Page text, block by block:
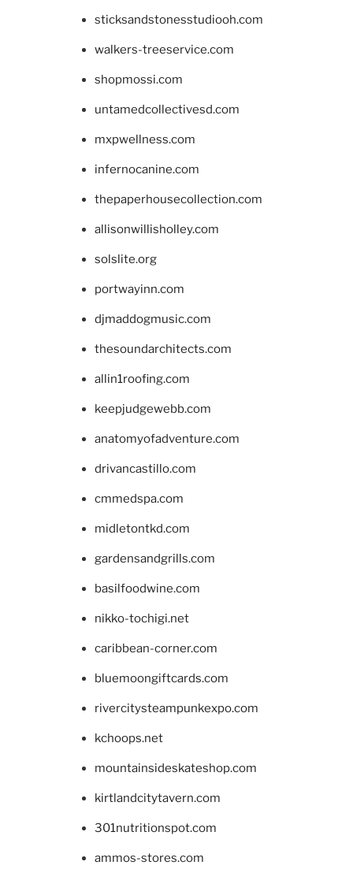
sticksandstonesstudiooh.com
walkers-treeservice.com
shopmossi.com
untamedcollectivesd.com
mxpwellness.com
infernocanine.com
thepaperhousecollection.com
allisonwillisholley.com
solslite.org
portwayinn.com
djmaddogmusic.com
thesoundarchitects.com
allin1roofing.com
keepjudgewebb.com
anatomyofadventure.com
drivancastillo.com
cmmedspa.com
midletontkd.com
gardensandgrills.com
basilfoodwine.com
nikko-tochigi.net
caribbean-corner.com
bluemoongiftcards.com
rivercitysteampunkexpo.com
kchoops.net
mountainsideskateshop.com
kirtlandcitytavern.com
301nutritionspot.com
ammos-stores.com